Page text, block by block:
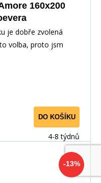
160x200
je dobře zvolená
volba, proto jsm
DO KOŠÍKU
4-8 týdnů
-13%